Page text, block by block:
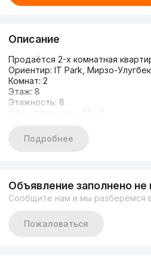
Описание
Продаётся 2-х комнатная
Ориентир: IT Park, Мирзо-
Комнат: 2
Этаж: 8
Этажность: 8
Общая площадь: 70 м2
Состояние: коробка
Цена: 84.000 y.e./торг
Подробнее
Объявление заполнено не
Сообщите нам и мы разберёмся
Пожаловаться